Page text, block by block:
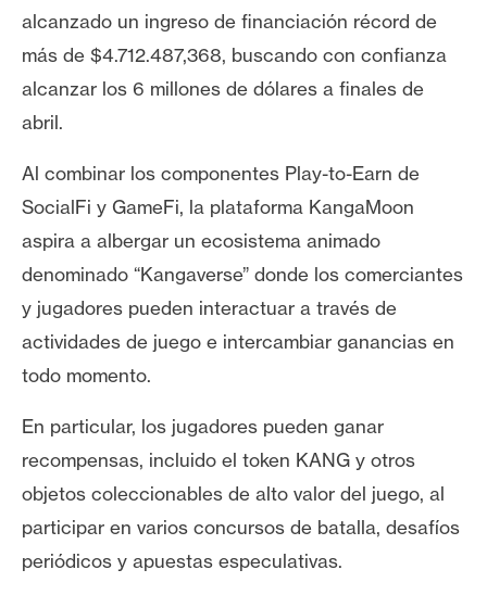
alcanzado un ingreso de financiación récord de
más de $4.712.487,368, buscando con confianza
alcanzar los 6 millones de dólares a finales de
abril.
Al combinar los componentes Play-to-Earn de
SocialFi y GameFi, la plataforma KangaMoon
aspira a albergar un ecosistema animado
denominado “Kangaverse” donde los comerciantes
y jugadores pueden interactuar a través de
actividades de juego e intercambiar ganancias en
todo momento.
En particular, los jugadores pueden ganar
recompensas, incluido el token KANG y otros
objetos coleccionables de alto valor del juego, al
participar en varios concursos de batalla, desafíos
periódicos y apuestas especulativas.